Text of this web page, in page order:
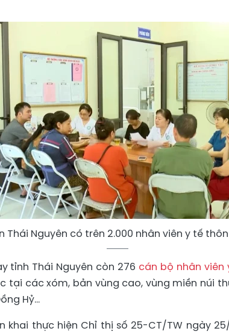
Thái Nguyên có trên 2.000 nhân viên y tế
tỉnh Thái Nguyên còn 276 cán bộ nhân viên
các xóm, bản vùng cao, vùng miền núi
Hỷ...
khai thực hiện Chỉ thị số 25-CT/TW ngày